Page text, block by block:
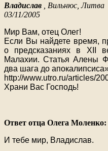
Владислав , Вильнюс, Литва
03/11/2005
Мир Вам, отец Олег!
Если Вы найдете время,
о предсказаниях в XII
Малахии. Статья Алены
два шага до
http://www.utro.ru/articles/
Храни Вас Господь!
Ответ отца Олега Моленко:
И тебе мир, Владислав.